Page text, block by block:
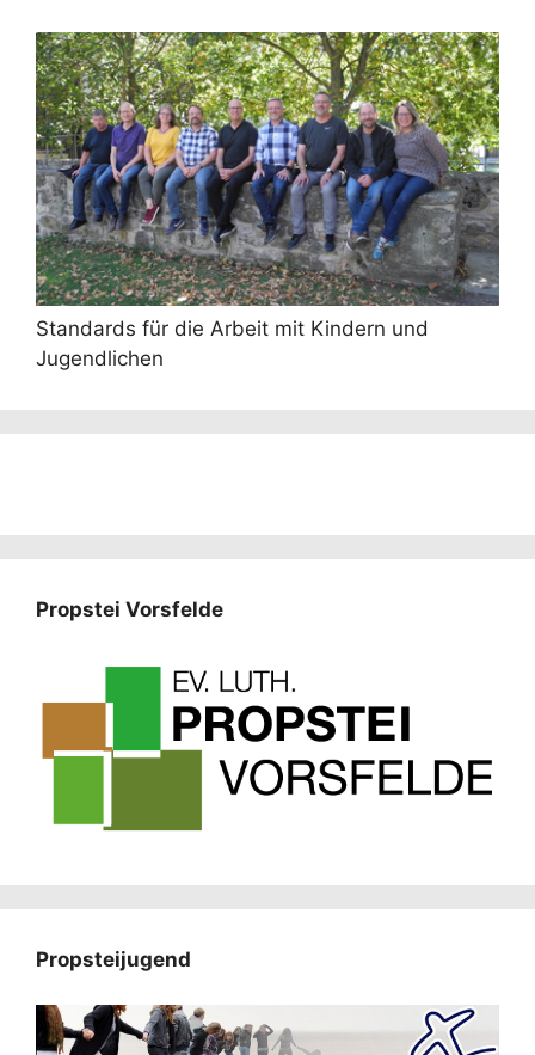
Standards für die Arbeit mit Kindern und
Jugendlichen
Propstei Vorsfelde
Propsteijugend